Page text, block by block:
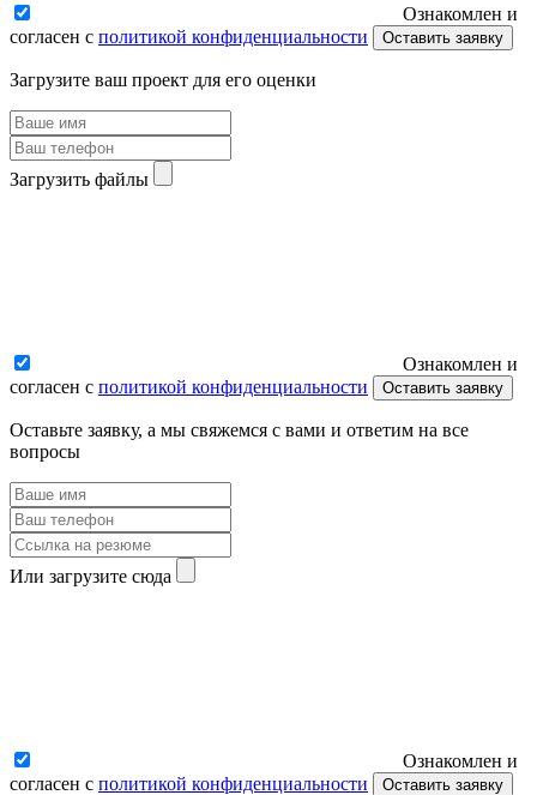
Ознакомлен и
согласен с политикой конфиденциальности Оставить заявку
Загрузите ваш проект для его оценки
Загрузить файлы
Ознакомлен и
согласен с политикой конфиденциальности Оставить заявку
Оставьте заявку, а мы свяжемся с вами и ответим на все
вопросы
Или загрузите сюда
Ознакомлен и
согласен с политикой конфиденциальности Оставить заявку